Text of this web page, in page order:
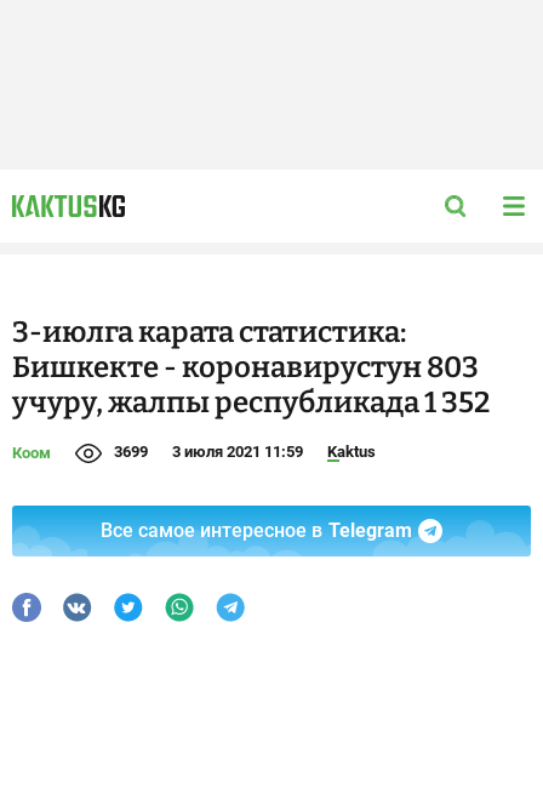
3-июлга карата статистика:
Бишкекте - коронавирустун 803
учуру, жалпы республикада 1 352
Коом 3699 3 июля 2021 11:59 Kaktus
Все самое интересное в Telegram